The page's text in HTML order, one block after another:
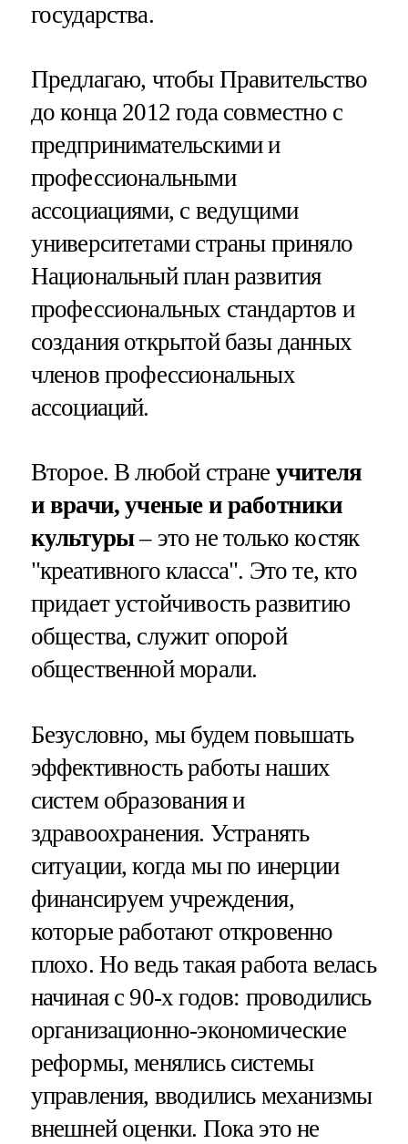
государства.
Предлагаю, чтобы Правительство
до конца 2012 года совместно с
предпринимательскими и
профессиональными
ассоциациями, с ведущими
университетами страны приняло
Национальный план развития
профессиональных стандартов и
создания открытой базы данных
членов профессиональных
ассоциаций.
Второе. В любой стране учителя
и врачи, ученые и работники
культуры– это не только костяк
"креативного класса". Это те, кто
придает устойчивость развитию
общества, служит опорой
общественной морали.
Безусловно, мы будем повышать
эффективность работы наших
систем образования и
здравоохранения. Устранять
ситуации, когда мы по инерции
финансируем учреждения,
которые работают откровенно
плохо. Но ведь такая работа велась
начиная с 90-х годов: проводились
организационно-экономические
реформы, менялись системы
управления, вводились механизмы
внешней оценки. Пока это не